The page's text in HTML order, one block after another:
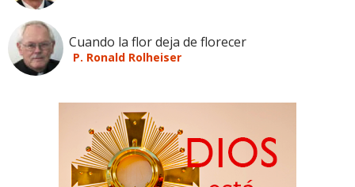
Cuando la flor deja de florecer
P. Ronald Rolheiser